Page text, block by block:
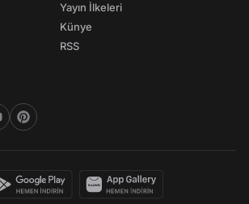
Yayın İlkeleri
Künye
RSS